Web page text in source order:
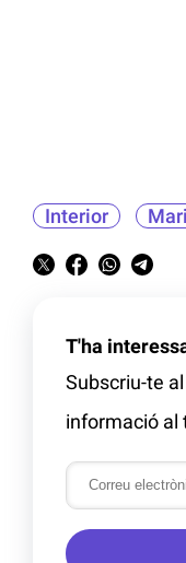
Interior
T'ha
Subscriu-te
informació al